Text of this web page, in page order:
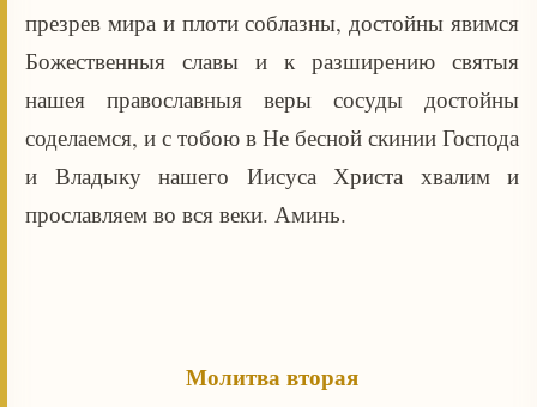
презрев мира и плоти соблазны, достойны явимся
Божественныя славы и к разширению святыя
нашея православныя веры сосуды достойны
соделаемся, и с тобою в Не бесной скинии Господа
и Владыку нашего Иисуса Христа хвалим и
прославляем во вся веки. Аминь.
Молитва вторая